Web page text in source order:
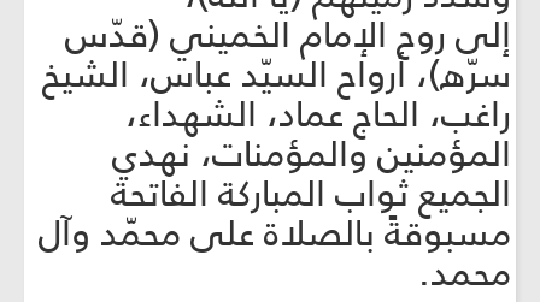
إلى روح الإمام الخميني (قدّس
سرّه)، أرواح السيّد عباس، الشيخ
راغب، الحاج عماد، الشهداء،
المؤمنين والمؤمنات، نهدي
الجميع ثواب المباركة الفاتحة
مسبوقةً بالصلاة على محمّد وآل
محمد.